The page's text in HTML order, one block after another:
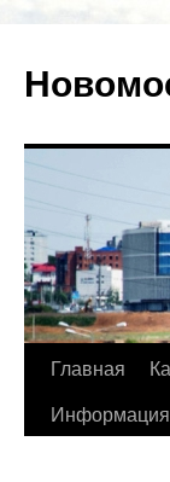
Главная
Информация